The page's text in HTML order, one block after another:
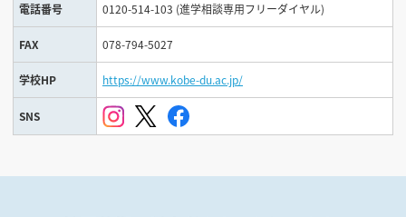
電話番号 0120-514-103 (進学相談専用フリーダイヤル)
FAX 078-794-5027
学校HP https://www.kobe-du.ac.jp/
SNS